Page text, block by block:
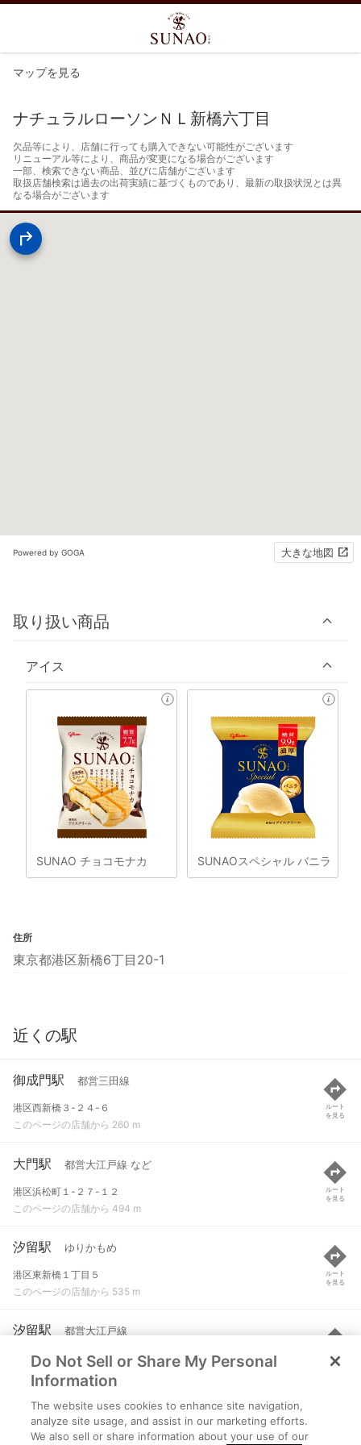
マップを見る
ナチュラルローソンＮＬ新橋六丁目
欠品等により、店舗に行っても購入できない可能性がございます
リニューアル等により、商品が変更になる場合がございます
一部、検索できない商品、並びに店舗がございます
取扱店舗検索は過去の出荷実績に基づくものであり、最新の取扱状況とは異
なる場合がございます
Powered by GOGA 大きな地図
取り扱い商品
アイス
SUNAO チョコモナカ SUNAOスペシャル バニラ
住所
東京都港区新橋6丁目20-1
近くの駅
御成門駅 都営三田線
港区西新橋３-２４-６
このページの店舗から 260 m
ルート
を見る
大門駅 都営大江戸線 など
港区浜松町１-２７-１２
このページの店舗から 494 m
ルート
を見る
汐留駅 ゆりかもめ
港区東新橋１丁目５
このページの店舗から 535 m
ルート
を見る
汐留駅 都営大江戸線
港区東新橋１丁目５
このページの店舗から 626 m
ルート
を見る
モノレール浜松町駅 東京モノレール
東京都港区浜松町二丁目4-12
Do Not Sell or Share My Personal
Information
The website uses cookies to enhance site navigation,
analyze site usage, and assist in our marketing efforts.
We also sell or share information about your use of our